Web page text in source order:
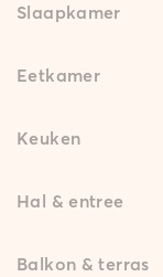
Slaapkamer
Eetkamer
Keuken
Hal & entree
Balkon & terras